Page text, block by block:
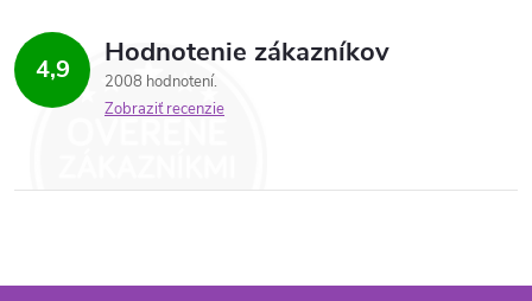
4,9 Hodnotenie zákazníkov
2008 hodnotení
Zobraziť recenzie